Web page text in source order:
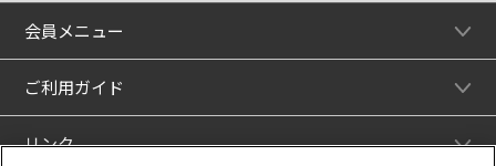
会員メニュー
ご利用ガイド
リンク